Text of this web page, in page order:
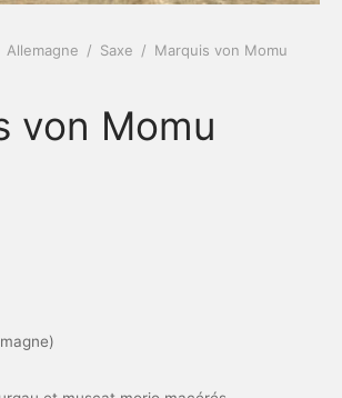
Allemagne / Saxe / Marquis von Momu
von Momu